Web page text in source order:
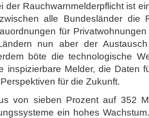
der Rauchwarnmelderpflicht ist
alle Bundesländer die
für
nun aber der
böte die technologische
inspizierbare Melder, die Daten
für die Zukunft.
von sieben Prozent auf 352
ein hohes